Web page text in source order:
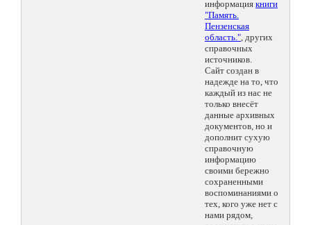
информация книги
"Память.
Пензенская
область.", других
справочных
источников.
Сайт создан в
надежде на то, что
каждый из нас не
только внесёт
данные архивных
документов, но и
дополнит сухую
справочную
информацию
своими бережно
сохраненными
воспоминаниями о
тех, кого уже нет с
нами рядом,